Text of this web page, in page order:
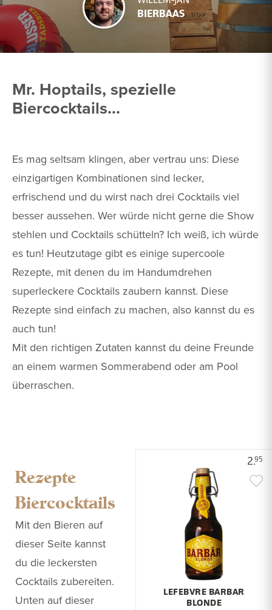
BIERBAAS
Mr. Hoptails, spezielle
Biercocktails...
Es mag seltsam klingen, aber vertrau uns: Diese
einzigartigen Kombinationen sind lecker,
erfrischend und du wirst nach drei Cocktails viel
besser aussehen. Wer würde nicht gerne die Show
stehlen und Cocktails schütteln? Ich weiß, ich würde
es tun! Heutzutage gibt es einige supercoole
Rezepte, mit denen du im Handumdrehen
superleckere Cocktails zaubern kannst. Diese
Rezepte sind einfach zu machen, also kannst du es
auch tun!
Mit den richtigen Zutaten kannst du deine Freunde
an einem warmen Sommerabend oder am Pool
überraschen.
Rezepte
Biercocktails
Mit den Bieren auf
dieser Seite kannst
du die leckersten
Cocktails zubereiten.
Unten auf dieser
2.95
LEFEBVRE BARBAR
BLONDE